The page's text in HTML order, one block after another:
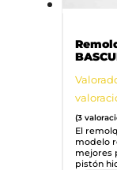
(3
El
modelo
mejores
pistón